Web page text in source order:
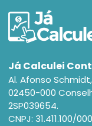
Já Calculei
Al. Afonso
02450-000
2SP039654.
CNPJ: 31.411.100/